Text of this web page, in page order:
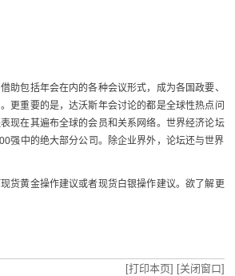
助包括年会在内的各种会议形式，成为各国政要、
更重要的是，达沃斯年会讨论的都是全球性热点问
现在其遍布全球的会员和关系网络。世界经济论坛
强中的绝大部分公司。除企业界外，论坛还与世界
货黄金操作建议或者现货白银操作建议。欲了解更
[打印本页] [关闭窗口]